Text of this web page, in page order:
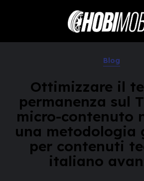
Blog
Ottimizzare il
permanenza sul
micro-contenuto
una metodologia
per contenuti
italiano